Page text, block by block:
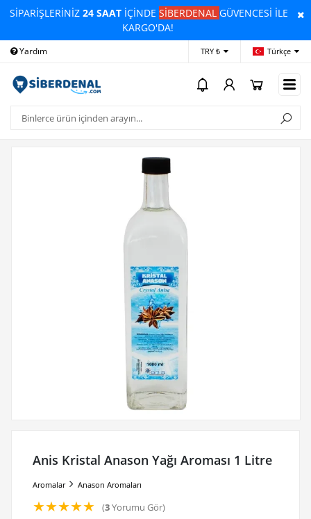
SİPARİŞLERİNİZ24 SAAT İÇİNDESİBERDENALGÜVENCESİ İLE
KARGO'DA!
Yardım Ödeme Bildirimi
TRY ₺ Türkçe
Anis Kristal Anason Yağı Aroması 1 Litre
Aromalar Anason Aromaları
★★★★★ (3Yorumu Gör)